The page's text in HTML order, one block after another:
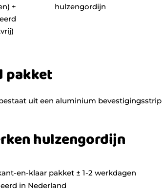
+
hulzengordijn
pakket
uit een aluminium
hulzengordijn
en-klaar pakket ± 1-2 werkdagen
in Nederland